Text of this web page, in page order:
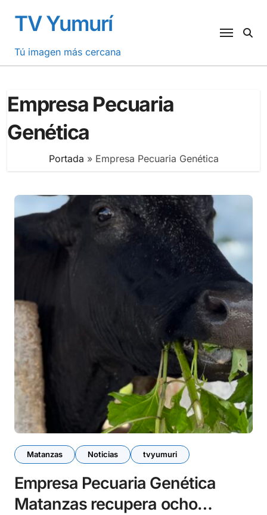
contenido
TV Yumurí
Tú imagen más cercana
Empresa Pecuaria
Genética
Portada » Empresa Pecuaria Genética
Matanzas Noticias tvyumuri
Empresa Pecuaria Genética
Matanzas recupera ocho